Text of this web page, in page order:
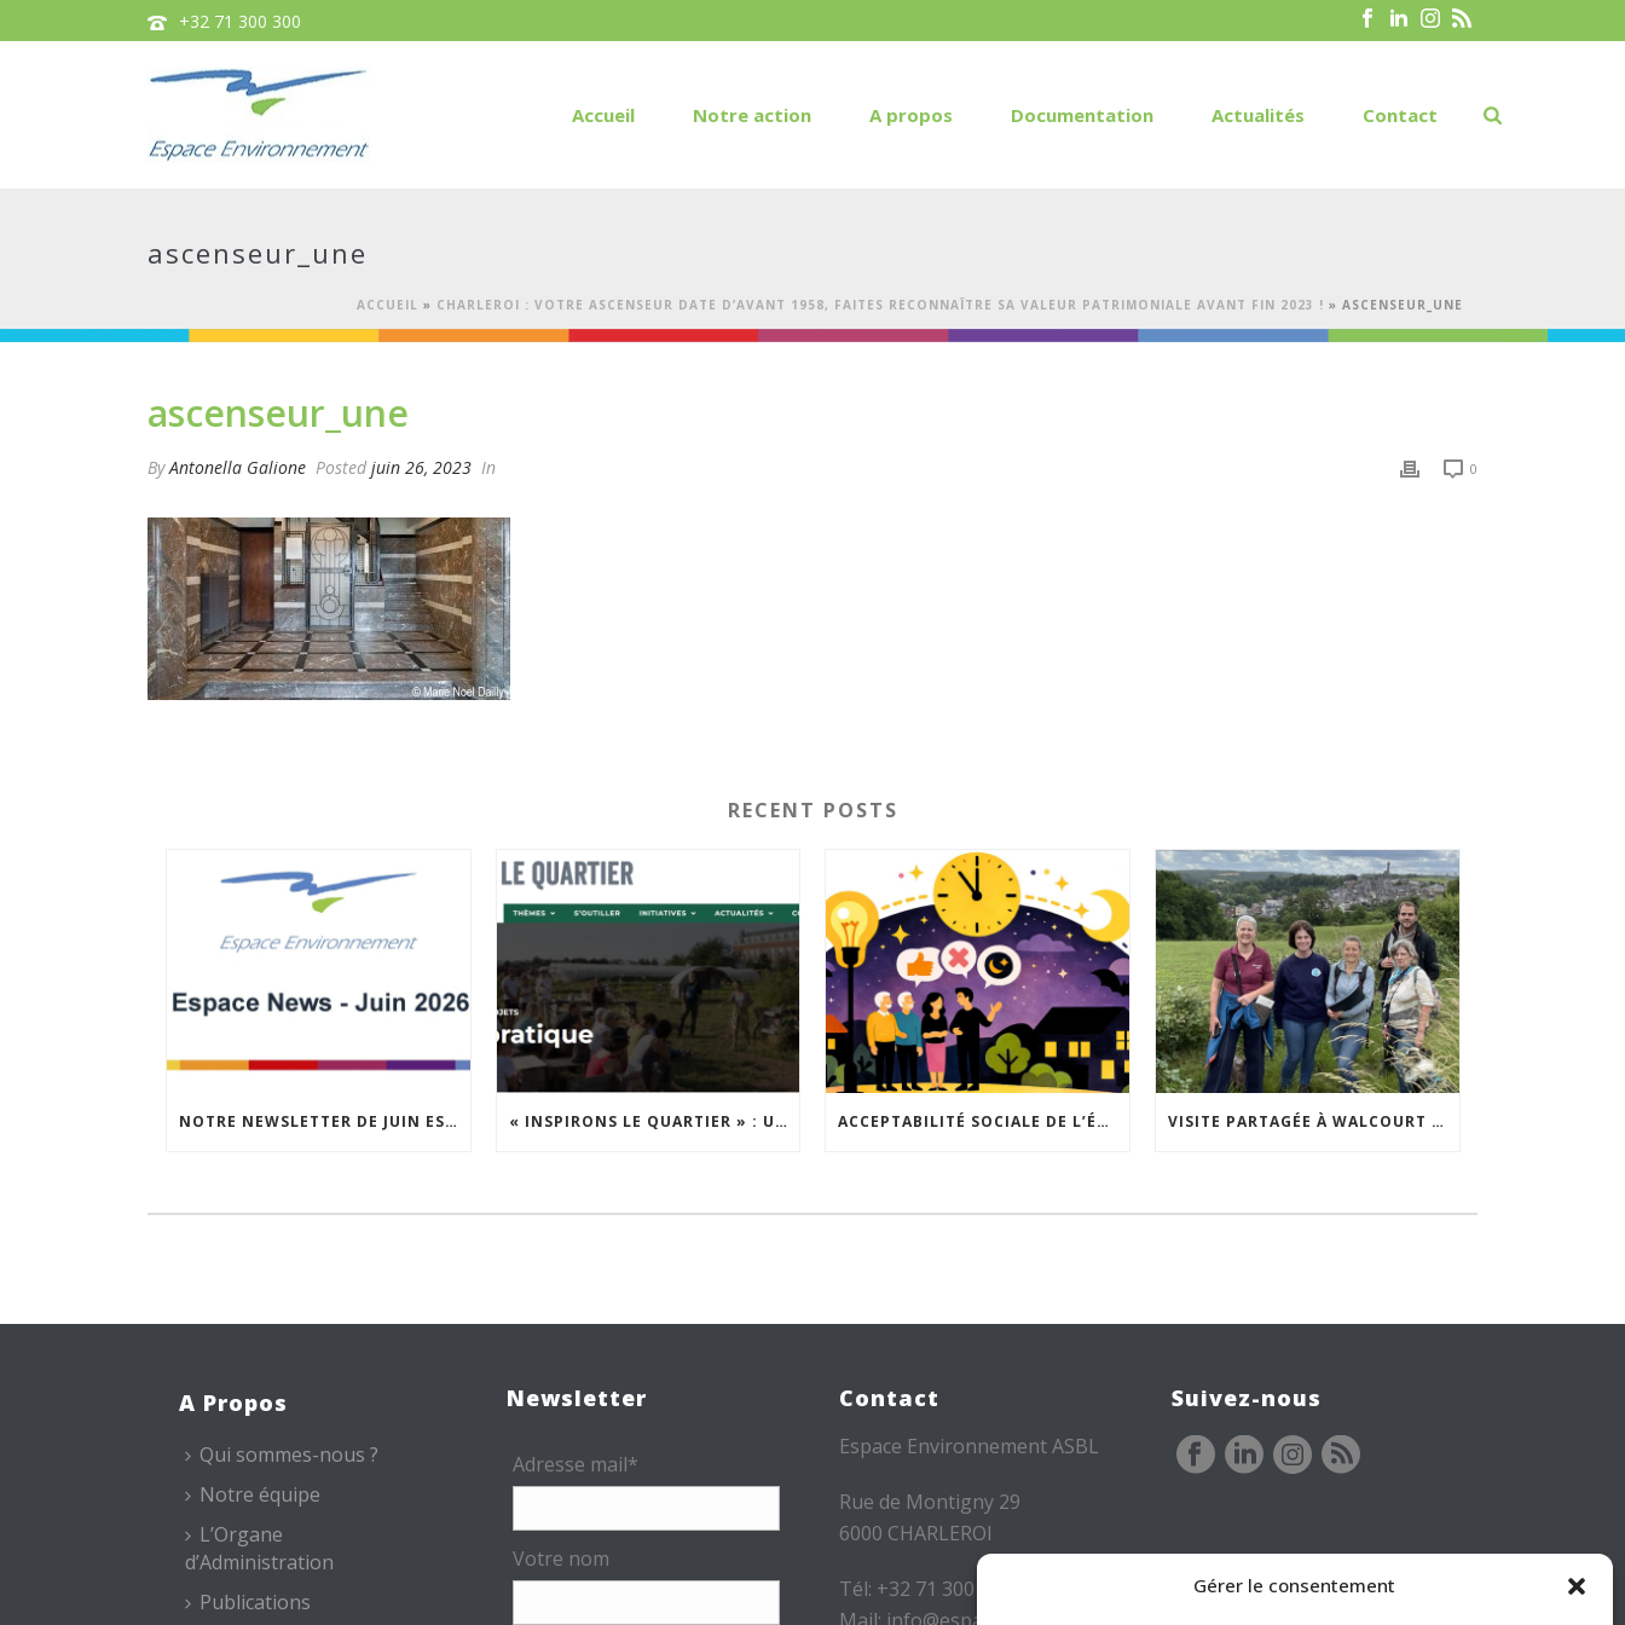
Gérer le consentement
+32 71 300 300
Accueil Notre action A propos Documentation Actualités Contact
ascenseur_une
ACCUEIL » CHARLEROI : VOTRE ASCENSEUR DATE D’AVANT 1958, FAITES RECONNAÎTRE SA VALEUR PATRIMONIALE AVANT FIN 2023 ! » ASCENSEUR_UNE
ascenseur_une
ByAntonella Galione Posted juin 26, 2023 In 0
RECENT POSTS
NOTRE NEWSLETTER DE JUIN EST EN LIGNE ! « INSPIRONS LE QUARTIER » : UN NOUVEL APPEL À PROJETS EST LANCÉ ! ACCEPTABILITÉ SOCIALE DE L’ÉCLAIRAGE NOCTURNE : LE REPLAY EST DISPONIBLE VISITE PARTAGÉE À WALCOURT : UNE DÉMARCHE PARTICIPATIVE ANIMÉE PAR ESPACE ENVIRONNEMENT
A Propos
Qui sommes-nous ?
Notre équipe
L’Organe
d’Administration
Publications
Newsletter
Adresse mail*
Votre nom
Contact
Espace Environnement ASBL
Rue de Montigny 29
6000 CHARLEROI
Tél: +32 71 300 300
Suivez-nous